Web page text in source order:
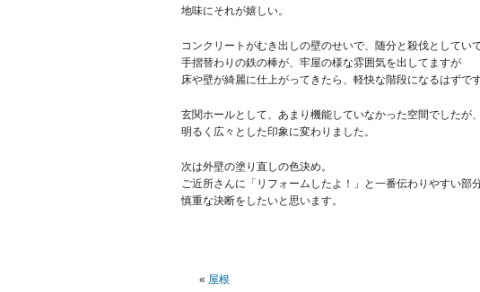
地味にそれが嬉しい。
コンクリートがむき出しの壁のせいで、随分と殺伐としていて
手摺替わりの鉄の棒が、牢屋の様な雰囲気を出してますが
床や壁が綺麗に仕上がってきたら、軽快な階段になるはずです
玄関ホールとして、あまり機能していなかった空間でしたが、
明るく広々とした印象に変わりました。
次は外壁の塗り直しの色決め。
ご近所さんに「リフォームしたよ！」と一番伝わりやすい部分
慎重な決断をしたいと思います。
« 屋根